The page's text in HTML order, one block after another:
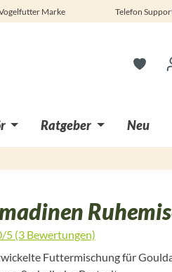
Marke Telefon
Ratgeber Neu
von 5 Sternen
5 (3 Bewertungen)
Futtermischung für